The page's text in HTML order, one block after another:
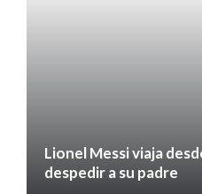
Lionel Messi viaja
despedir a su padre